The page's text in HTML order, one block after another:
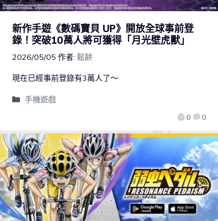
新作手遊《數碼寶貝 UP》開放全球事前登
錄！突破10萬人將可獲得「月光壁虎獸」
2026/05/05 作者: 鬆餅
0 0
現在已經事前登錄有3萬人了～
手機遊戲